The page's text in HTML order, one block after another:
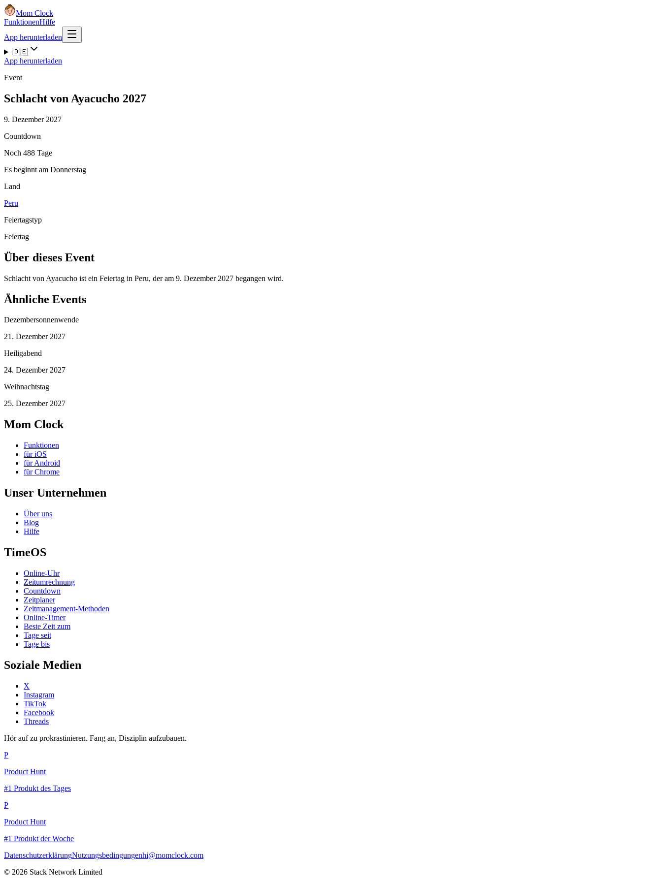
Mom Clock
FunktionenHilfe
App herunterladen
🇩🇪
App herunterladen
Event
Schlacht von Ayacucho 2027
9. Dezember 2027
Countdown
Noch 488 Tage
Es beginnt am Donnerstag
Land
Peru
Feiertagstyp
Feiertag
Über dieses Event
Schlacht von Ayacucho ist ein Feiertag in Peru, der am 9. Dezember 2027 begangen wird.
Ähnliche Events
Dezembersonnenwende
21. Dezember 2027
Heiligabend
24. Dezember 2027
Weihnachtstag
25. Dezember 2027
Mom Clock
Funktionen
für iOS
für Android
für Chrome
Unser Unternehmen
Über uns
Blog
Hilfe
TimeOS
Online-Uhr
Zeitumrechnung
Countdown
Zeitplaner
Zeitmanagement-Methoden
Online-Timer
Beste Zeit zum
Tage seit
Tage bis
Soziale Medien
X
Instagram
TikTok
Facebook
Threads
Hör auf zu prokrastinieren. Fang an, Disziplin aufzubauen.
P
Product Hunt
#1 Produkt des Tages
P
Product Hunt
#1 Produkt der Woche
DatenschutzerklärungNutzungsbedingungenhi@momclock.com
© 2026 Stack Network Limited